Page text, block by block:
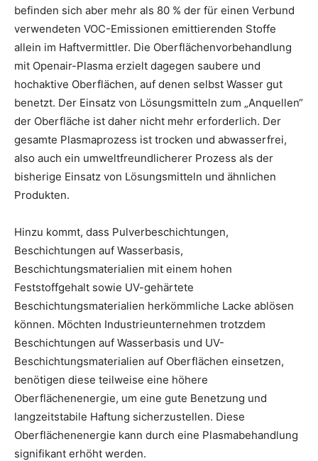
befinden sich aber mehr als 80 % der für einen Verbund
verwendeten VOC-Emissionen emittierenden Stoffe
allein im Haftvermittler. Die Oberflächenvorbehandlung
mit Openair-Plasma erzielt dagegen saubere und
hochaktive Oberflächen, auf denen selbst Wasser gut
benetzt. Der Einsatz von Lösungsmitteln zum „Anquellen“
der Oberfläche ist daher nicht mehr erforderlich. Der
gesamte Plasmaprozess ist trocken und abwasserfrei,
also auch ein umweltfreundlicherer Prozess als der
bisherige Einsatz von Lösungsmitteln und ähnlichen
Produkten.
Hinzu kommt, dass Pulverbeschichtungen,
Beschichtungen auf Wasserbasis,
Beschichtungsmaterialien mit einem hohen
Feststoffgehalt sowie UV-gehärtete
Beschichtungsmaterialien herkömmliche Lacke ablösen
können. Möchten Industrieunternehmen trotzdem
Beschichtungen auf Wasserbasis und UV-
Beschichtungsmaterialien auf Oberflächen einsetzen,
benötigen diese teilweise eine höhere
Oberflächenenergie, um eine gute Benetzung und
langzeitstabile Haftung sicherzustellen. Diese
Oberflächenenergie kann durch eine Plasmabehandlung
signifikant erhöht werden.